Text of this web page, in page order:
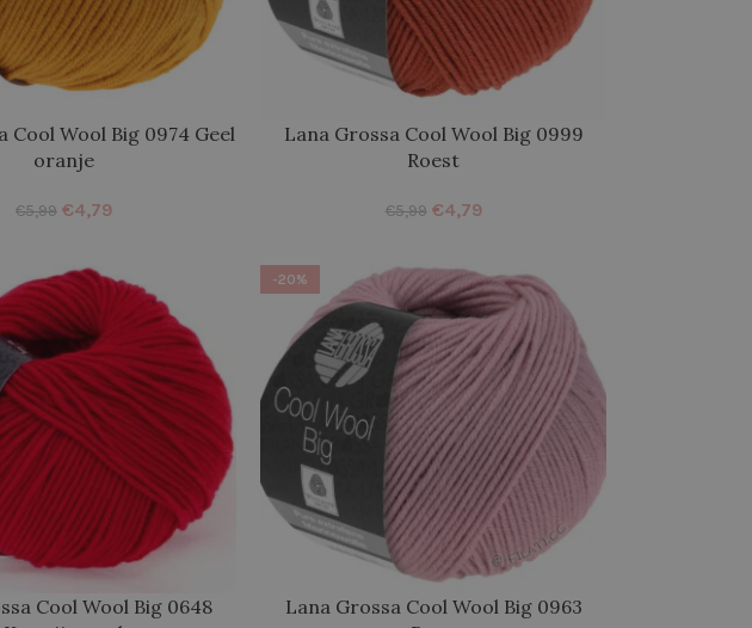
Cool Wool Big 0974 Geel
oranje
€5,99 €4,79
Lana Grossa Cool Wool Big 0999
Roest
€5,99 €4,79
Cool Wool Big 0648
-20%
Lana Grossa Cool Wool Big 0963